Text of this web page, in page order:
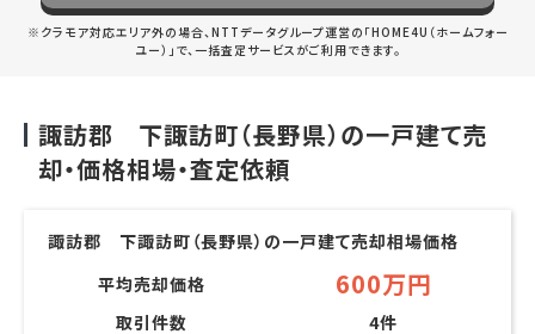
※クラモア対応エリア外の場合、NTTデータグループ運営の「HOME4U（ホームフォー
ユー）」で、一括査定サービスがご利用できます。
諏訪郡 下諏訪町（長野県）の一戸建て売
却・価格相場・査定依頼
諏訪郡 下諏訪町（長野県）の一戸建て売却相場価格
平均売却価格
600万円
取引件数 4件